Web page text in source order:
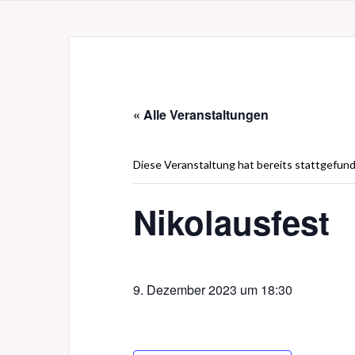
« Alle Veranstaltungen
Diese Veranstaltung hat bereits
Nikolausfest
9. Dezember 2023 um 18:30